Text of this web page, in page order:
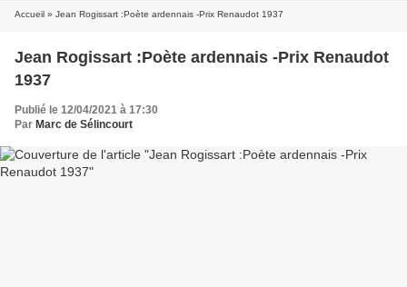
Accueil » Jean Rogissart :Poète ardennais -Prix Renaudot 1937
Jean Rogissart :Poète ardennais -Prix Renaudot
1937
Publié le 12/04/2021 à 17:30
Par Marc de Sélincourt